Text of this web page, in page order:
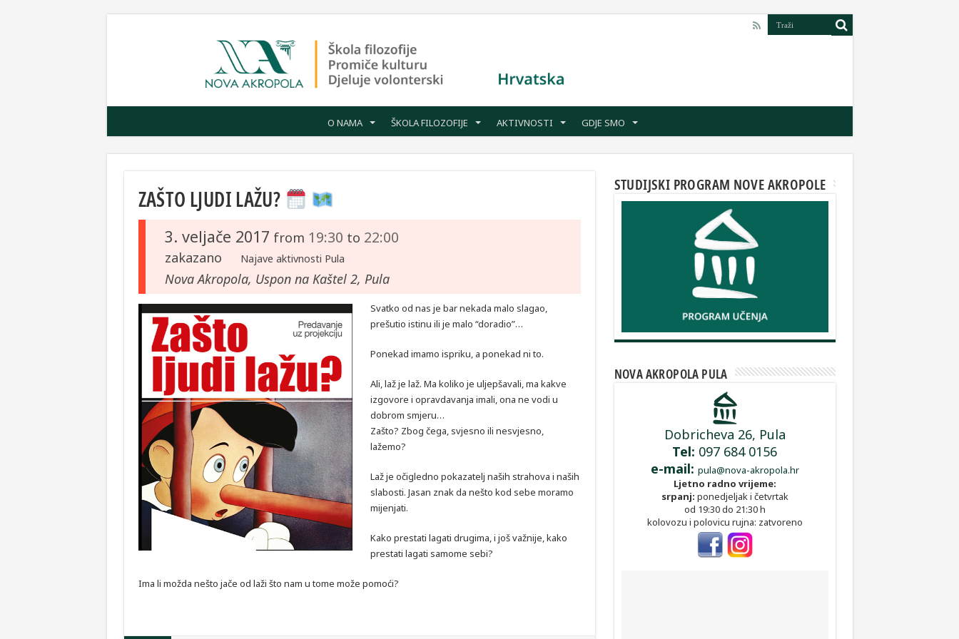
O NAMA ŠKOLA FILOZOFIJE AKTIVNOSTI GDJE SMO
ZAŠTO LJUDI LAŽU?
3. veljače 2017 from 19:30 to 22:00
zakazano Najave aktivnosti Pula
Nova Akropola, Uspon na Kaštel 2, Pula
Svatko od nas je bar nekada malo slagao,
prešutio istinu ili je malo “doradio”…
Ponekad imamo ispriku, a ponekad ni to.
Ali, laž je laž. Ma koliko je uljepšavali, ma kakve
izgovore i opravdavanja imali, ona ne vodi u
dobrom smjeru…
Zašto? Zbog čega, svjesno ili nesvjesno,
lažemo?
Laž je očigledno pokazatelj naših strahova i naših
slabosti. Jasan znak da nešto kod sebe moramo
mijenjati.
Kako prestati lagati drugima, i još važnije, kako
prestati lagati samome sebi?
Ima li možda nešto jače od laži što nam u tome može pomoći?
STUDIJSKI PROGRAM NOVE AKROPOLE
NOVA AKROPOLA PULA
Dobricheva 26, Pula
Tel: 097 684 0156
e-mail: pula@nova-akropola.hr
Ljetno radno vrijeme:
srpanj: ponedjeljak i četvrtak
od 19:30 do 21:30 h
kolovozu i polovicu rujna: zatvoreno